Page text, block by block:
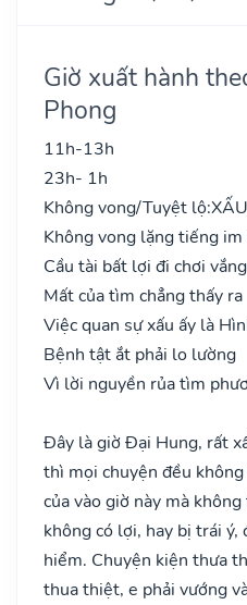
Giờ xuất hành
Phong
11h-13h
23h- 1h
Không vong/Tuyệt lộ:XẤU
Không vong lặng tiếng im
Cầu tài bất lợi đi chơi
Mất của tìm chẳng thấy ra
Việc quan sự xấu ấy là
Bệnh tật ắt phải lo lường
Vì lời nguyền rủa tìm
Đây là giờ Đại Hung, rất
thì mọi chuyện đều
của vào giờ này mà
không có lợi, hay bị trái ý,
hiểm. Chuyện kiện thưa
thua thiệt, e phải vướng